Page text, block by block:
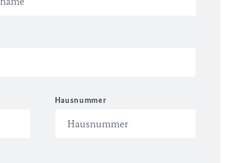
Hausnummer